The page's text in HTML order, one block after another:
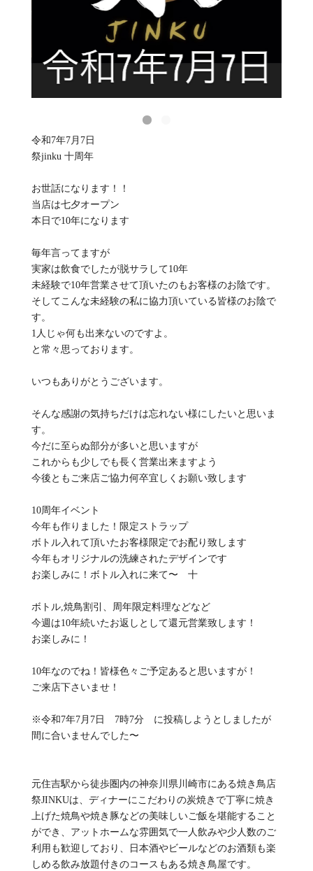
令和7年7月7日
祭jinku 十周年
お世話になります！！
当店は七夕オープン
本日で10年になります
毎年言ってますが
実家は飲食でしたが脱サラして10年
未経験で10年営業させて頂いたのもお客様のお陰です。
そしてこんな未経験の私に協力頂いている皆様のお陰で
す。
1人じゃ何も出来ないのですよ。
と常々思っております。
いつもありがとうございます。
そんな感謝の気持ちだけは忘れない様にしたいと思いま
す。
今だに至らぬ部分が多いと思いますが
これからも少しでも長く営業出来ますよう
今後ともご来店ご協力何卒宜しくお願い致します
10周年イベント
今年も作りました！限定ストラップ
ボトル入れて頂いたお客様限定でお配り致します
今年もオリジナルの洗練されたデザインです
お楽しみに！ボトル入れに来て〜 十
ボトル,焼鳥割引、周年限定料理などなど
今週は10年続いたお返しとして還元営業致します！
お楽しみに！
10年なのでね！皆様色々ご予定あると思いますが！
ご来店下さいませ！
※令和7年7月7日 7時7分 に投稿しようとしましたが
間に合いませんでした〜
元住吉駅から徒歩圏内の神奈川県川崎市にある焼き鳥店
祭JINKUは、ディナーにこだわりの炭焼きで丁寧に焼き
上げた焼鳥や焼き豚などの美味しいご飯を堪能すること
ができ、アットホームな雰囲気で一人飲みや少人数のご
利用も歓迎しており、日本酒やビールなどのお酒類も楽
しめる飲み放題付きのコースもある焼き鳥屋です。